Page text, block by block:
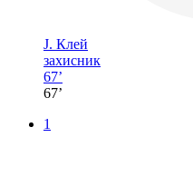
J. Клей
захисник
67’
67’
1